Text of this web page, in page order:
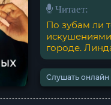
Читает:
По зубам ли
городе.
Слушать онлайн